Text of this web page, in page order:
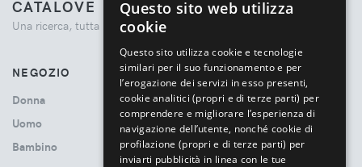
CATALOVE
Una ricerca, tutta la moda.
NEGOZIO
Donna
Uomo
Bambino
Questo sito web utilizza
cookie
Questo sito utilizza cookie e tecnologie
similari per il suo funzionamento e per
l’erogazione dei servizi in esso presenti,
cookie analitici (propri e di terze parti) per
comprendere e migliorare l’esperienza di
navigazione dell’utente, nonché cookie di
profilazione (propri e di terze parti) per
inviarti pubblicità in linea con le tue